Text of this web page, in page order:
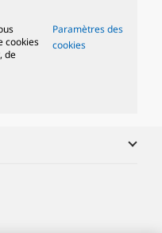
cookies
de
Paramètres des
cookies